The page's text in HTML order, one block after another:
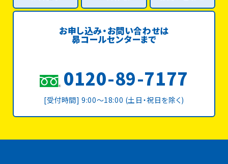
お申し込み・お問い合わせは
昴コールセンターまで
0120-89-7177
[受付時間] 9:00〜18:00 (土日・祝日を除く)